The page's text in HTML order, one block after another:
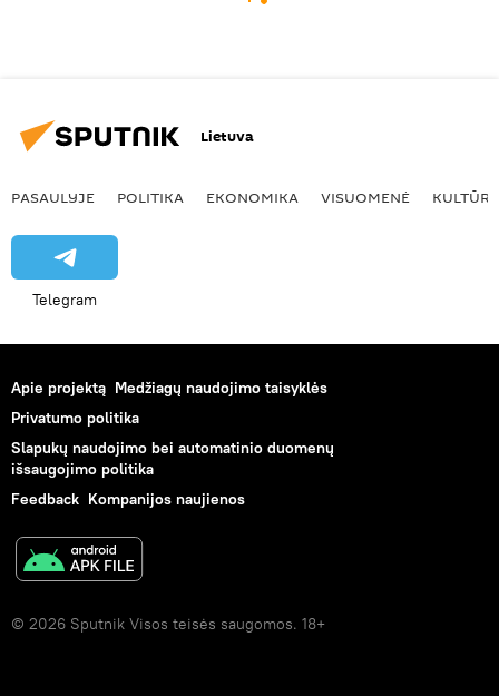
Lietuva
PASAULYJE POLITIKA EKONOMIKA VISUOMENĖ KULTŪRA
Telegram
Apie projektą Medžiagų naudojimo taisyklės
Privatumo politika
Slapukų naudojimo bei automatinio duomenų
išsaugojimo politika
Feedback Kompanijos naujienos
© 2026 Sputnik Visos teisės saugomos. 18+